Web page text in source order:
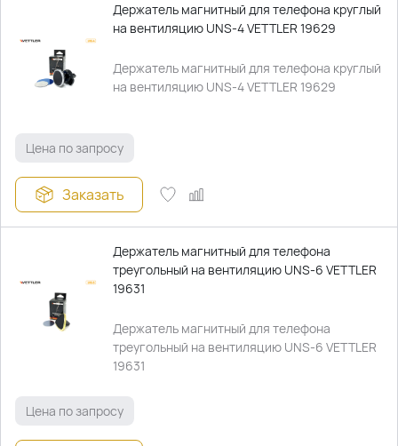
Держатель магнитный для телефона круглый
на вентиляцию UNS-4 VETTLER 19629
Держатель магнитный для телефона круглый
на вентиляцию UNS-4 VETTLER 19629
Цена по запросу
Заказать
Держатель магнитный для телефона
треугольный на вентиляцию UNS-6 VETTLER
19631
Держатель магнитный для телефона
треугольный на вентиляцию UNS-6 VETTLER
19631
Цена по запросу